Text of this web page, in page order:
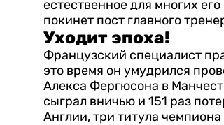
естественное для многих
покинет пост главного
Уходит эпоха!
Французский специалист
это время он умудрился
Алекса Фергюсона в
сыграл вничью и 151 раз
Англии, три титула